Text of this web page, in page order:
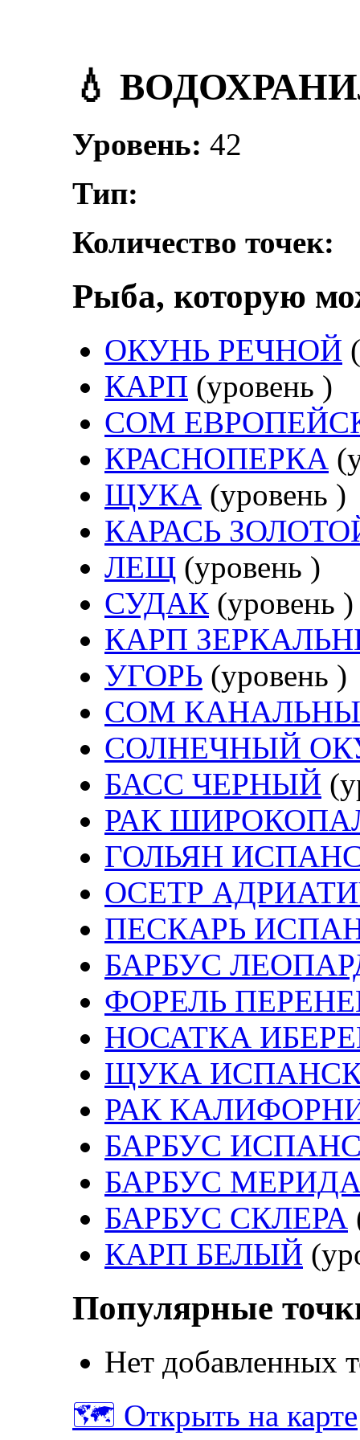
💧
Уровень: 42
Тип:
Количество точек:
Рыба, которую
ОКУНЬ РЕЧНОЙ
КАРП (уровень )
СОМ
КРАСНОПЕРКА
ЩУКА (уровень )
КАРАСЬ
ЛЕЩ (уровень )
СУДАК (уровень )
КАРП
УГОРЬ (уровень )
СОМ
СОЛНЕЧНЫЙ
БАСС ЧЕРНЫЙ
РАК
ГОЛЬЯН
ОСЕТР
ПЕСКАРЬ
БАРБУС
ФОРЕЛЬ
НОСАТКА
ЩУКА
РАК
БАРБУС
БАРБУС
БАРБУС СКЛЕРА
КАРП БЕЛЫЙ
Популярные
Нет добавленных
🗺️ Открыть на карте